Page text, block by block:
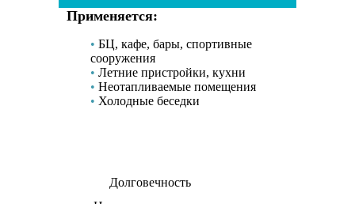
Применяется:
БЦ, кафе, бары, спортивные
сооружения
Летние пристройки, кухни
Неотапливаемые помещения
Холодные беседки
Долговечность